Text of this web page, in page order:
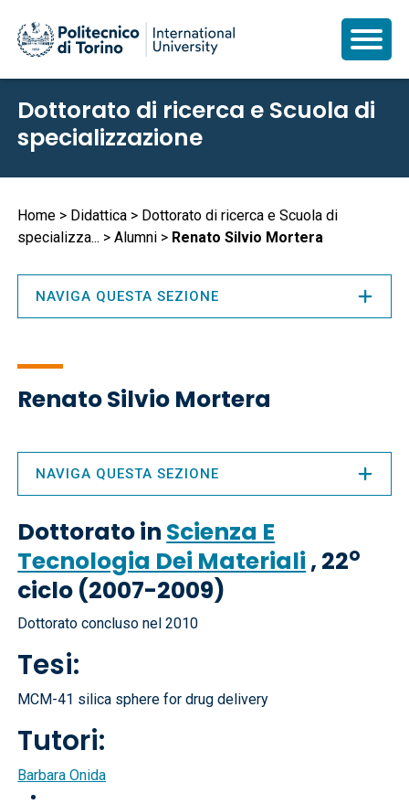
contenuto
principale
Dottorato di ricerca e Scuola di
specializzazione
Briciole
di
pane
Home Didattica
Dottorato di ricerca e Scuola di
specializza...
Alumni Renato Silvio Mortera
Renato Silvio Mortera
Dottorato in Scienza E
Tecnologia Dei Materiali , 22o
ciclo (2007-2009)
Dottorato concluso nel 2010
Tesi:
MCM-41 silica sphere for drug delivery
Tutori:
Barbara Onida
NAVIGA QUESTA SEZIONE
NAVIGA QUESTA SEZIONE